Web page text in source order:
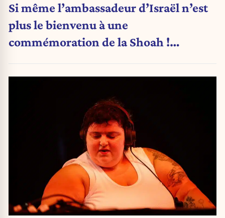
Si même l’ambassadeur d’Israël n’est
plus le bienvenu à une
commémoration de la Shoah !